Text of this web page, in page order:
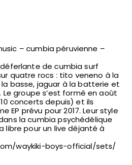
– cumbia péruvienne –
déferlante de cumbia surf
quatre rocs : tito veneno à la
basse, jaguar à la batterie et
Le groupe s’est formé en août
concerts depuis) et ils
EP prévu pour 2017. Leur style
la cumbia psychédélique
libre pour un live déjanté à
waykiki-boys-official/sets/